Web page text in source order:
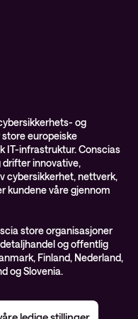
og
europeiske
IT-infrastruktur. Conscias
innovative,
cybersikkerhet, nettverk,
kundene våre gjennom
store organisasjoner
og offentlig
Finland, Nederland,
og Slovenia.